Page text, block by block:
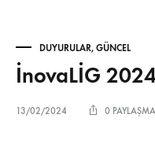
DUYURULAR, GÜNCEL
İnovaLİG
13/02/2024 0 PAYLAŞMA